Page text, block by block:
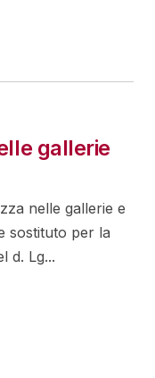
gallerie
nelle gallerie e
sostituto per la
d. Lg...